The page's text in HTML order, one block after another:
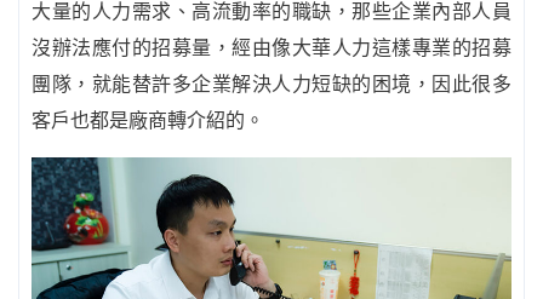
大量的人力需求、高流動率的職缺，那些企業內部人員
沒辦法應付的招募量，經由像大華人力這樣專業的招募
團隊，就能替許多企業解決人力短缺的困境，因此很多
客戶也都是廠商轉介紹的。